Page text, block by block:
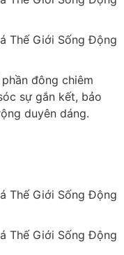
đông chiêm
sự gắn kết, bảo
duyên dáng.